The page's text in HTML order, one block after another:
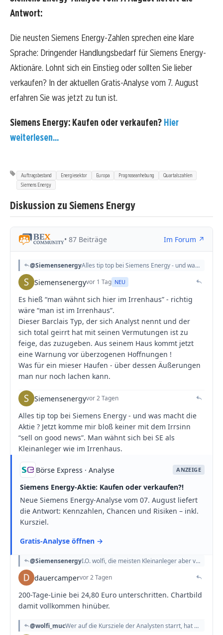
Antwort:
Die neusten Siemens Energy-Zahlen sprechen eine klare
Sprache: Dringender Handlungsbedarf für Siemens Energy-
Aktionäre. Lohnt sich ein Einstieg oder sollten Sie lieber
verkaufen? In der aktuellen Gratis-Analyse vom 7. August
erfahren Sie was jetzt zu tun ist.
Siemens Energy: Kaufen oder verkaufen? Hier
weiterlesen...
Auftragsbestand Energiesektor Europa Prognoseanhebung
Quartalszahlen
Siemens Energy
Diskussion zu Siemens Energy